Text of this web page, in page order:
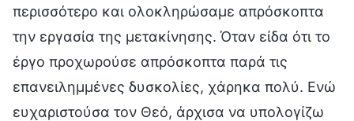
περισσότερο και ολοκληρώσαμε απρόσκοπτα
την εργασία της μετακίνησης. Όταν είδα ότι το
έργο προχωρούσε απρόσκοπτα παρά τις
επανειλημμένες δυσκολίες, χάρηκα πολύ. Ενώ
ευχαριστούσα τον Θεό, άρχισα να υπολογίζω